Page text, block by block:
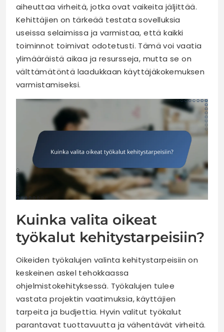
aiheuttaa virheitä, jotka ovat vaikeita jäljittää.
Kehittäjien on tärkeää testata sovelluksia
useissa selaimissa ja varmistaa, että kaikki
toiminnot toimivat odotetusti. Tämä voi vaatia
ylimääräistä aikaa ja resursseja, mutta se on
välttämätöntä laadukkaan käyttäjäkokemuksen
varmistamiseksi.
Kuinka valita oikeat
työkalut kehitystarpeisiin?
Oikeiden työkalujen valinta kehitystarpeisiin on
keskeinen askel tehokkaassa
ohjelmistokehityksessä. Työkalujen tulee
vastata projektin vaatimuksia, käyttäjien
tarpeita ja budjettia. Hyvin valitut työkalut
parantavat tuottavuutta ja vähentävät virheitä.